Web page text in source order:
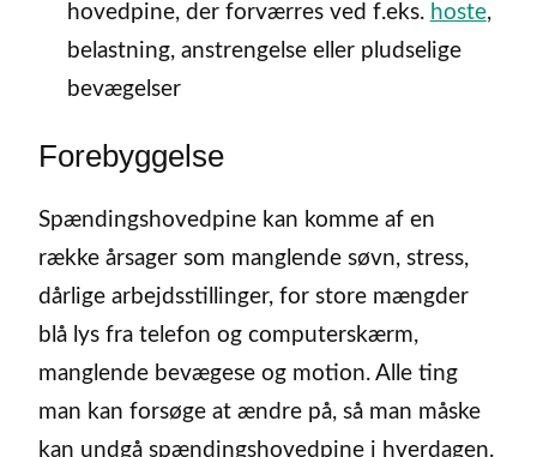
hovedpine, der forværres ved f.eks. hoste,
belastning, anstrengelse eller pludselige
bevægelser
Forebyggelse
Spændingshovedpine kan komme af en
række årsager som manglende søvn, stress,
dårlige arbejdsstillinger, for store mængder
blå lys fra telefon og computerskærm,
manglende bevægese og motion. Alle ting
man kan forsøge at ændre på, så man måske
kan undgå spændingshovedpine i hverdagen.